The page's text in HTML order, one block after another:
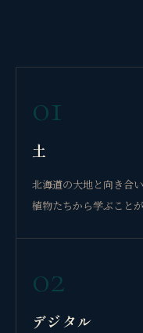
01
土
北海道の大地と向き合
植物たちから学ぶこと
02
デジタル